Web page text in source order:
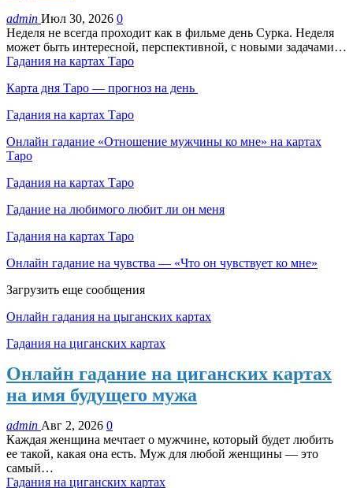
admin Июл 30, 2026 0
Неделя не всегда проходит как в фильме день Сурка. Неделя
может быть интересной, перспективной, с новыми задачами…
Гадания на картах Таро
Карта дня Таро — прогноз на день
Гадания на картах Таро
Онлайн гадание «Отношение мужчины ко мне» на картах
Таро
Гадания на картах Таро
Гадание на любимого любит ли он меня
Гадания на картах Таро
Онлайн гадание на чувства — «Что он чувствует ко мне»
Загрузить еще сообщения
Онлайн гадания на цыганских картах
Гадания на циганских картах
Онлайн гадание на циганских картах
на имя будущего мужа
admin Авг 2, 2026 0
Каждая женщина мечтает о мужчине, который будет любить
ее такой, какая она есть. Муж для любой женщины — это
самый…
Гадания на циганских картах